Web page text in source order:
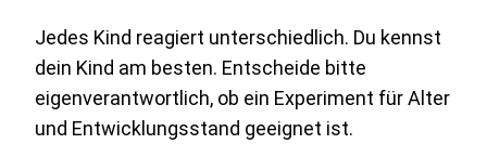
Jedes Kind reagiert unterschiedlich. Du kennst
dein Kind am besten. Entscheide bitte
eigenverantwortlich, ob ein Experiment für Alter
und Entwicklungsstand geeignet ist.